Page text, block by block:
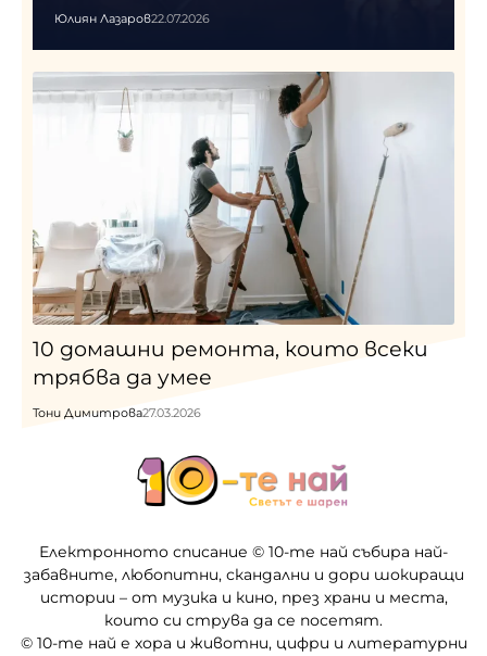
Юлиян Лазаров22.07.2026
10 домашни ремонта, които всеки
трябва да умее
Тони Димитрова27.03.2026
Електронното списание © 10-те най събира най-
забавните, любопитни, скандални и дори шокиращи
истории – от музика и кино, през храни и места,
които си струва да се посетят.
© 10-те най е хора и животни, цифри и литературни